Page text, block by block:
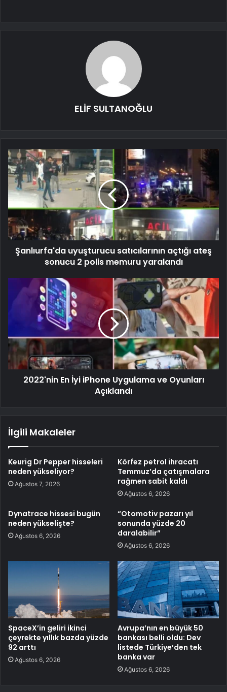
ELİF SULTANOĞLU
Şanlıurfa'da uyuşturucu satıcılarının açtığı ateş
sonucu 2 polis memuru yaralandı
2022'nin En İyi iPhone Uygulama ve Oyunları
Açıklandı
İlgili Makaleler
Keurig Dr Pepper hisseleri
neden yükseliyor?
Ağustos 7, 2026
Körfez petrol ihracatı
Temmuz’da çatışmalara
rağmen sabit kaldı
Ağustos 6, 2026
Dynatrace hissesi bugün
neden yükselişte?
Ağustos 6, 2026
“Otomotiv pazarı yıl
sonunda yüzde 20
daralabilir”
Ağustos 6, 2026
SpaceX’in geliri ikinci
çeyrekte yıllık bazda yüzde
92 arttı
Ağustos 6, 2026
Avrupa’nın en büyük 50
bankası belli oldu: Dev
listede Türkiye’den tek
banka var
Ağustos 6, 2026